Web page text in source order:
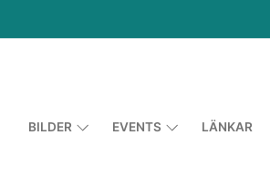
BILDER EVENTS LÄNKAR